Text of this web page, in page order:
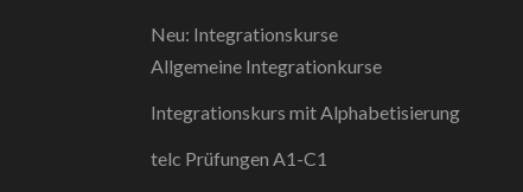
Neu: Integrationskurse
Allgemeine Integrationkurse
Integrationskurs mit Alphabetisierung
telc Prüfungen A1-C1